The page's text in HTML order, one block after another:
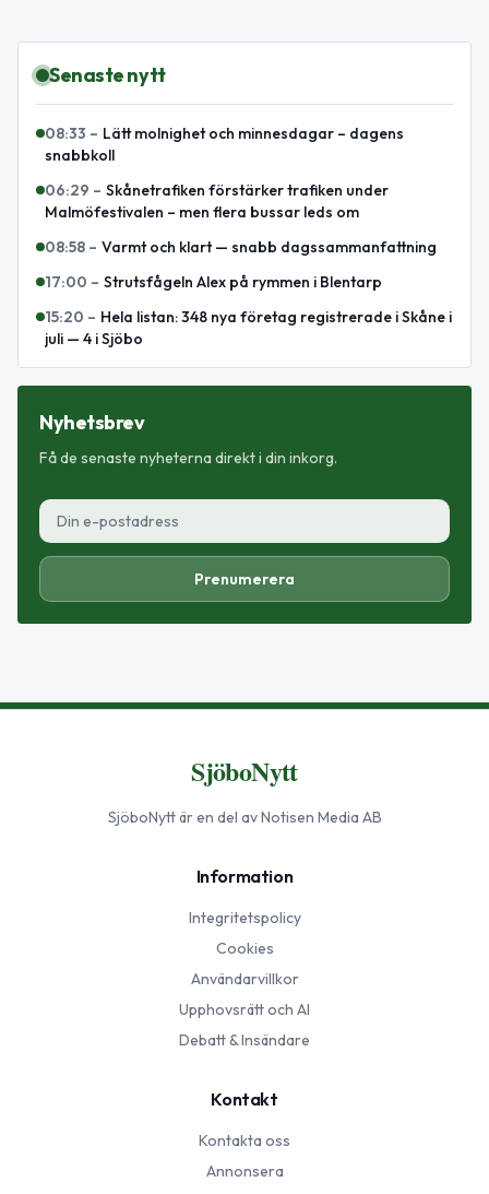
Senaste nytt
08:33 – Lätt molnighet och minnesdagar – dagens
snabbkoll
06:29 – Skånetrafiken förstärker trafiken under
Malmöfestivalen – men flera bussar leds om
08:58 – Varmt och klart — snabb dagssammanfattning
17:00 – Strutsfågeln Alex på rymmen i Blentarp
15:20 – Hela listan: 348 nya företag registrerade i Skåne i
juli — 4 i Sjöbo
Nyhetsbrev
Få de senaste nyheterna direkt i din inkorg.
Prenumerera
SjöboNytt
SjöboNyttär en del av Notisen Media AB
Information
Integritetspolicy
Cookies
Användarvillkor
Upphovsrätt och AI
Debatt & Insändare
Kontakt
Kontakta oss
Annonsera